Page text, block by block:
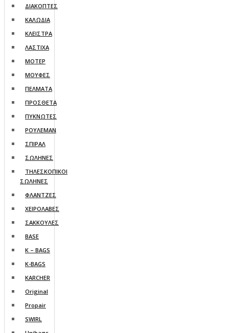
ΔΙΑΚΟΠΤΕΣ
ΚΑΛΩΔΙΑ
ΚΛΕΙΣΤΡΑ
ΛΑΣΤΙΧΑ
ΜΟΤΕΡ
ΜΟΥΦΕΣ
ΠΕΛΜΑΤΑ
ΠΡΟΣΘΕΤΑ
ΠΥΚΝΩΤΕΣ
ΡΟΥΛΕΜΑΝ
ΣΠΙΡΑΛ
ΣΩΛΗΝΕΣ
ΤΗΛΕΣΚΟΠΙΚΟΙ
ΣΩΛΗΝΕΣ
ΦΛΑΝΤΖΕΣ
ΧΕΙΡΟΛΑΒΕΣ
ΣΑΚΚΟΥΛΕΣ
BASE
K – BAGS
K-BAGS
KARCHER
Original
Propair
SWIRL